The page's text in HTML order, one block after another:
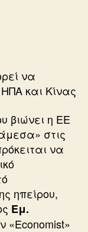
να
και Κίνας
βιώνει η ΕΕ
στις
να
ηπείρου,
Εμ.
«Economist»